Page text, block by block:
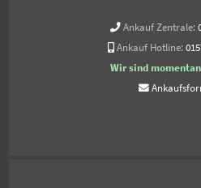
Ankauf Zentrale:
Ankauf Hotline:
Wir sind